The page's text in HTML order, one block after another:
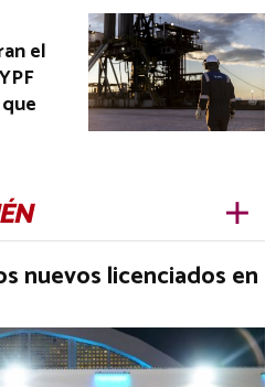
el
nuevos licenciados en